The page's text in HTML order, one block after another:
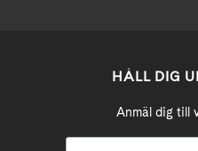
HÅLL DIG
Anmäl dig till